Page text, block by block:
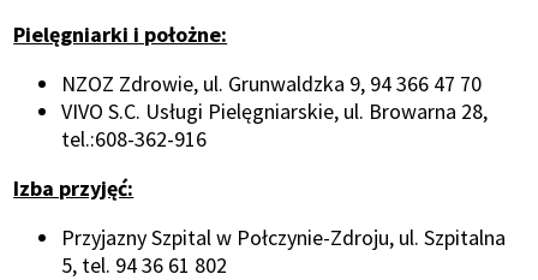
Pielęgniarki i położne:
NZOZ Zdrowie, ul. Grunwaldzka 9, 94 366 47 70
VIVO S.C. Usługi Pielęgniarskie, ul. Browarna 28,
tel.:608-362-916
Izba przyjęć:
Przyjazny Szpital w Połczynie-Zdroju, ul. Szpitalna
5, tel. 94 36 61 802